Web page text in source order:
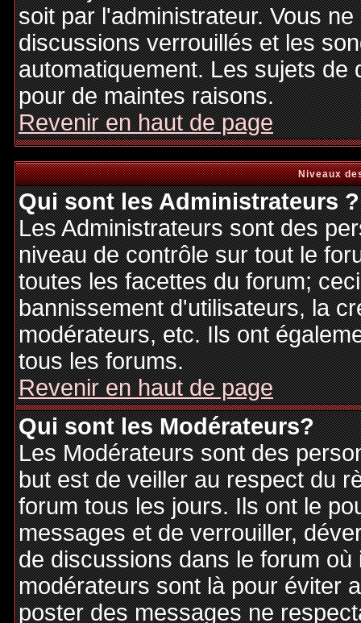
soit par l'administrateur. Vous
discussions verrouillés et les
automatiquement. Les sujets
pour de maintes raisons.
Revenir en haut de page
Niveaux
Qui sont les Administrateurs ?
Les Administrateurs sont des
niveau de contrôle sur tout le
toutes les facettes du forum;
bannissement d'utilisateurs, la
modérateurs, etc. Ils ont
tous les forums.
Revenir en haut de page
Qui sont les Modérateurs?
Les Modérateurs sont des
but est de veiller au respect du
forum tous les jours. Ils ont le
messages et de verrouiller,
de discussions dans le forum
modérateurs sont là pour éviter
poster des messages ne